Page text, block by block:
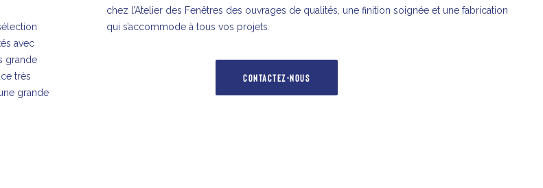
avec
grande
très
grande
chez l’Atelier des Fenêtres des ouvrages de qualités, une finition soignée et une fabrication
qui s’accommode à tous vos projets.
CONTACTEZ-NOUS